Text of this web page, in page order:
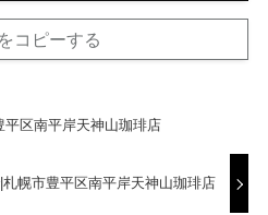
コピーする
区南平岸天神山珈琲店
幌市豊平区南平岸天神山珈琲店